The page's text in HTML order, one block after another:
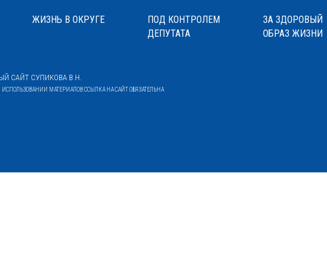
ЖИЗНЬ В ОКРУГЕ
ПОД КОНТРОЛЕМ
ДЕПУТАТА
ЗА ЗДОРОВЫЙ
ОБРАЗ ЖИЗНИ
САЙТ СУПИКОВА В.Н.
МАТЕРИАЛОВ ССЫЛКА НА САЙТ ОБЯЗАТЕЛЬНА